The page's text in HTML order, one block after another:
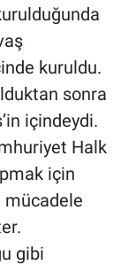
kuruldu.
sonra
içindeydi.
Halk
için
mücadele
gibi